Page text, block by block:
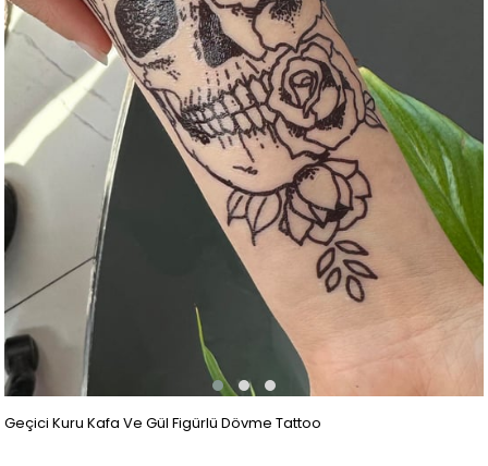
Geçici Kuru Kafa Ve Gül Figürlü Dövme Tattoo